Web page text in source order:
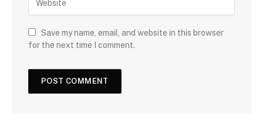
Save my name, email, and website in this browser
for the next time I comment.